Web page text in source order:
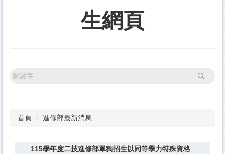
生網頁
搜尋
首頁 進修部最新消息
115學年度二技進修部單獨招生以同等學力特殊資格